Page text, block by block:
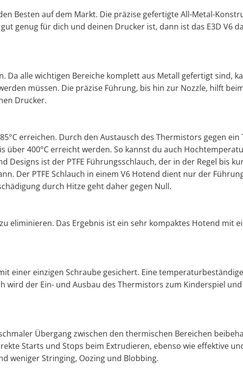
Besten auf dem Markt. Die präzise gefertigte All-Metal-
genug für dich und deinen Drucker ist, dann ist das E3D V6
Da alle wichtigen Bereiche komplett aus Metall gefertigt sind,
müssen. Die präzise Führung, bis hin zur Nozzle, hilft
Drucker.
erreichen. Durch den Austausch des Thermistors gegen
400°C erreicht werden. So kannst du auch
ist der PTFE Führungsschlauch, der in der Regel bis
Der PTFE Schlauch in einem V6 Hotend dient nur der
durch Hitze geht daher gegen Null.
eliminieren. Das Ergebnis ist ein sehr kompaktes Hotend mit
einer einzigen Schraube gesichert. Eine
der Ein- und Ausbau des Thermistors zum Kinderspiel
Übergang zwischen den thermischen Bereichen
Starts und Stops beim Extrudieren, ebenso wie effektive
weniger Stringing, Oozing und Blobbing.